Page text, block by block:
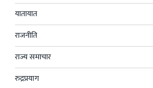
यातायात
राजनीति
राज्य समाचार
रुद्रप्रयाग